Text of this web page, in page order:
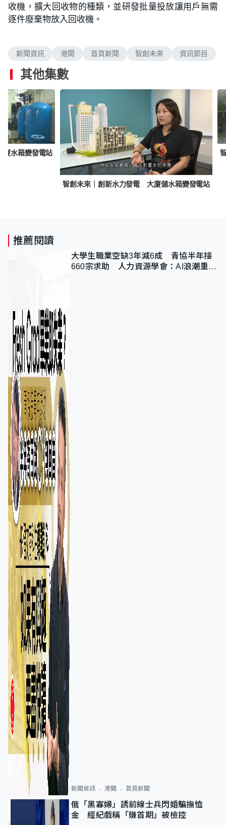
收機，擴大回收物的種類，並研發批量投放讓用戶無需
逐件廢棄物放入回收機。
新聞資訊 港聞 首頁新聞 智創未來 資訊節目
其他集數
廈水箱變發電站
智創未來｜創新水力發電 大廈儲水箱變發電站
推薦閱讀
大學生職業空缺3年減6成 青協半年接
660宗求助 人力資源學會：AI浪潮重整
新聞資訊 港聞 首頁新聞
俄「黑寡婦」誘前線士兵閃婚騙撫恤
金 經紀戲稱「賺首期」被檢控